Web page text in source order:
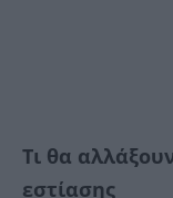
Τι θα
εστίασης